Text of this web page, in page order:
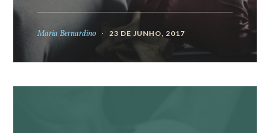
Maria Bernardino 23 DE JUNHO, 2017